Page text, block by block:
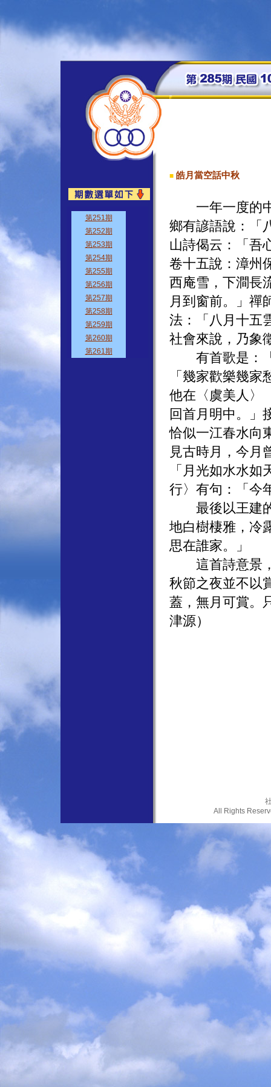
■ 皓月當空話中秋
一年一度的中
鄉有諺語說：「
山詩偈云：「吾
卷十五說：漳州
西庵雪，下澗
月到窗前。」禪
法：「八月十五
社會來說，乃象
有首歌是：「
「幾家歡樂幾
他在〈虞美人〉
回首月明中。」
恰似一江春水向
見古時月，今月
「月光如水水
行〉有句：「今
最後以王建的
地白樹棲雅，冷
思在誰家。」
這首詩意景，
秋節之夜並不以
蓋，無月可賞。
津源）
All Rights